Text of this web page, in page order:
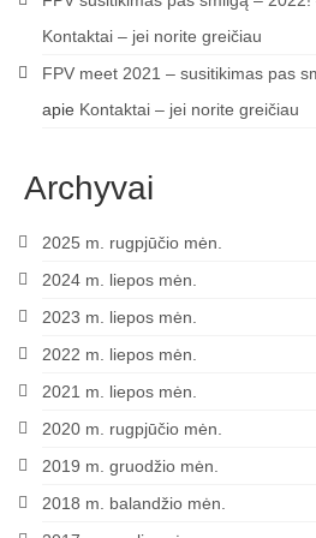
Kontaktai – jei norite greičiau
FPV meet 2021 – susitikimas pas
apie Kontaktai – jei norite greičiau
Archyvai
2025 m. rugpjūčio mėn.
2024 m. liepos mėn.
2023 m. liepos mėn.
2022 m. liepos mėn.
2021 m. liepos mėn.
2020 m. rugpjūčio mėn.
2019 m. gruodžio mėn.
2018 m. balandžio mėn.